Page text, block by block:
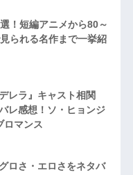
！短編アニメから80～
られる名作まで一挙紹
レラ』キャスト相関
レ感想！ソ・ヒョンジ
ロマンス
ロさ・エロさをネタバ